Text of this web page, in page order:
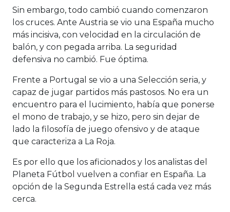
Sin embargo, todo cambió cuando comenzaron
los cruces. Ante Austria se vio una España mucho
más incisiva, con velocidad en la circulación de
balón, y con pegada arriba. La seguridad
defensiva no cambió. Fue óptima.
Frente a Portugal se vio a una Selección seria, y
capaz de jugar partidos más pastosos. No era un
encuentro para el lucimiento, había que ponerse
el mono de trabajo, y se hizo, pero sin dejar de
lado la filosofía de juego ofensivo y de ataque
que caracteriza a La Roja.
Es por ello que los aficionados y los analistas del
Planeta Fútbol vuelven a confiar en España. La
opción de la Segunda Estrella está cada vez más
cerca.